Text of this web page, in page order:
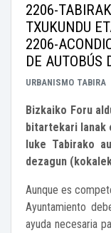
2206-
TXUKUNDU
2206-
DE AUTOBÚS
URBANISMO TABIRA
Bizkaiko Foru
bitartekari lanak
luke Tabirako
dezagun
Aunque es
Ayuntamiento
ayuda necesaria